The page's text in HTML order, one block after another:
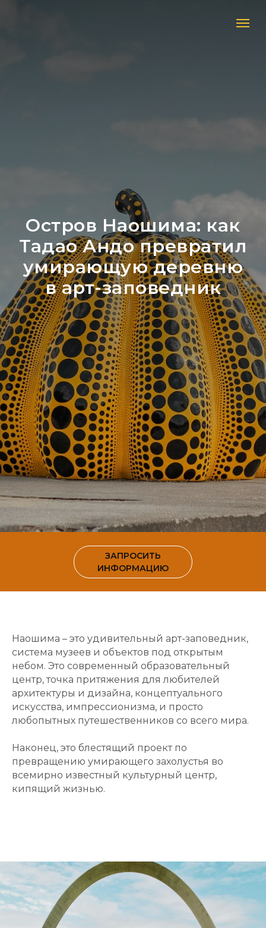
Остров Наошима: как
Тадао Андо превратил
умирающую деревню
в арт-заповедник
ЗАПРОСИТЬ
ИНФОРМАЦИЮ
Наошима – это удивительный арт-заповедник,
система музеев и объектов под открытым
небом. Это современный образовательный
центр, точка притяжения для любителей
архитектуры и дизайна, концептуального
искусства, импрессионизма, и просто
любопытных путешественников со всего мира.
Наконец, это блестящий проект по
превращению умирающего захолустья во
всемирно известный культурный центр,
кипящий жизнью.